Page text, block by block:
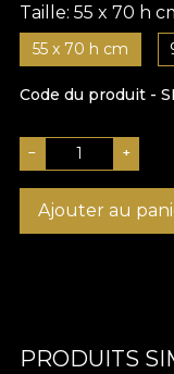
Taille: 55 x 70 h
55 x 70 h cm
Code du produit -
− +
Ajouter au
PRODUITS